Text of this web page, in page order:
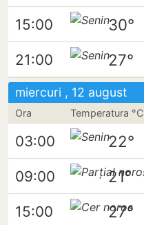
15:00 30°
21:00 27°
miercuri , 12 august
Ora Temperatura °C
03:00 22°
09:00 21°
15:00 27°